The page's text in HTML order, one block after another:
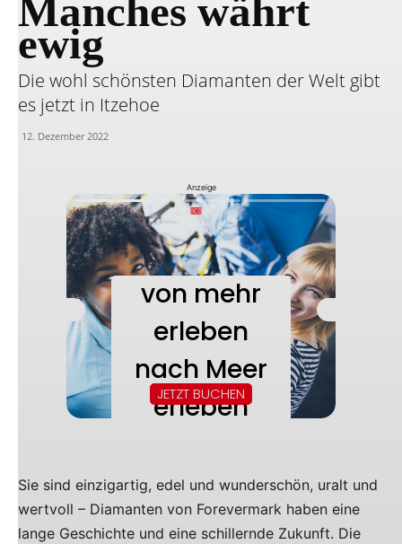
Manches währt
ewig
Die wohl schönsten Diamanten der Welt gibt
es jetzt in Itzehoe
12. Dezember 2022
Anzeige
Sie sind einzigartig, edel und wunderschön, uralt und
wertvoll – Diamanten von Forevermark haben eine
lange Geschichte und eine schillernde Zukunft. Die